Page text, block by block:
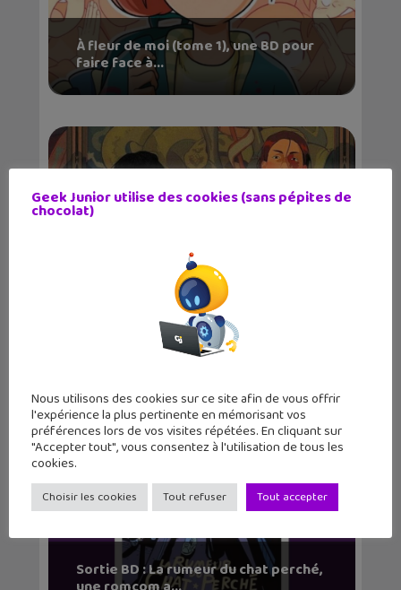
À fleur de moi (tome 1), une BD pour
faire face à...
Sortie BD : La Langue des vipères,
entre magie, se...
Sortie BD : La rumeur du chat perché,
Geek Junior utilise des cookies (sans pépites de
chocolat)
Nous utilisons des cookies sur ce site afin de vous offrir
l'expérience la plus pertinente en mémorisant vos
préférences lors de vos visites répétées. En cliquant sur
"Accepter tout", vous consentez à l'utilisation de tous les
cookies.
Choisir les cookies Tout refuser Tout accepter